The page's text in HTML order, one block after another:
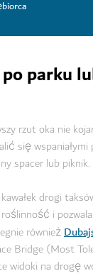
parku
rzut oka nie
się wspaniałymi
spacer lub piknik.
drogi
i
również
Bridge (Most
widoki na drogę